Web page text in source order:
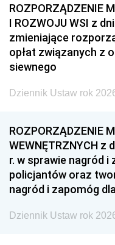
ROZPORZĄDZENIE
I ROZWOJU WSI z
zmieniające
opłat związanych z
siewnego
Dziennik Ustaw rok
ROZPORZĄDZENIE
WEWNĘTRZNYCH z
r. w sprawie nagród i
policjantów oraz
nagród i zapomóg
Dziennik Ustaw rok